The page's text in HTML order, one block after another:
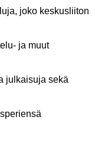
joko keskusliiton
ja muut
julkaisuja sekä